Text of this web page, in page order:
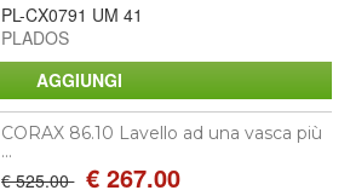
PL-CX0791 UM 41
PLADOS
CORAX 86.10 Lavello ad una vasca più
...
€ 525.00 € 267.00